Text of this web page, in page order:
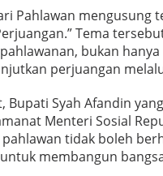
Pahlawan mengusung
Tema
bukan
perjuangan
Bupati Syah Afandin
Menteri Sosial
tidak boleh
membangun